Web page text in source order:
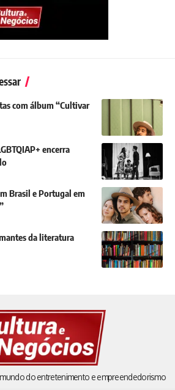
com álbum “Cultivar
encerra
Brasil e Portugal em
da literatura
do entretenimento e empreendedorismo